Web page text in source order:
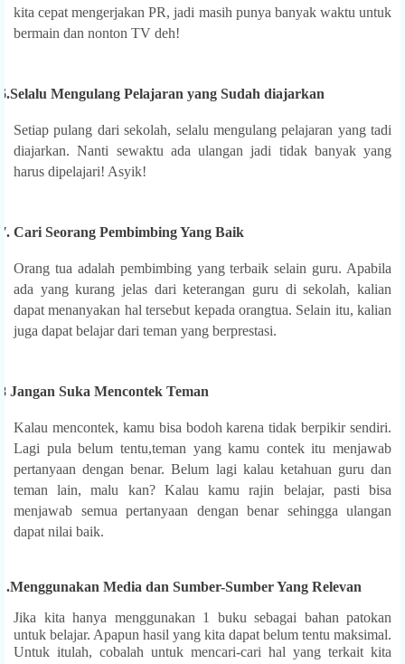
kita cepat mengerjakan PR, jadi masih punya banyak waktu untuk
bermain dan nonton TV deh!
Selalu Mengulang Pelajaran yang Sudah diajarkan
Setiap pulang dari sekolah, selalu mengulang pelajaran yang tadi
diajarkan. Nanti sewaktu ada ulangan jadi tidak banyak yang
harus dipelajari! Asyik!
Cari Seorang Pembimbing Yang Baik
Orang tua adalah pembimbing yang terbaik selain guru. Apabila
ada yang kurang jelas dari keterangan guru di sekolah, kalian
dapat menanyakan hal tersebut kepada orangtua. Selain itu, kalian
juga dapat belajar dari teman yang berprestasi.
Jangan Suka Mencontek Teman
Kalau mencontek, kamu bisa bodoh karena tidak berpikir sendiri.
Lagi pula belum tentu,teman yang kamu contek itu menjawab
pertanyaan dengan benar. Belum lagi kalau ketahuan guru dan
teman lain, malu kan? Kalau kamu rajin belajar, pasti bisa
menjawab semua pertanyaan dengan benar sehingga ulangan
dapat nilai baik.
.Menggunakan Media dan Sumber-Sumber Yang Relevan
Jika kita hanya menggunakan 1 buku sebagai bahan patokan
untuk belajar. Apapun hasil yang kita dapat belum tentu maksimal.
Untuk itulah, cobalah untuk mencari-cari hal yang terkait kita